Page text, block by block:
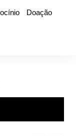
Doação